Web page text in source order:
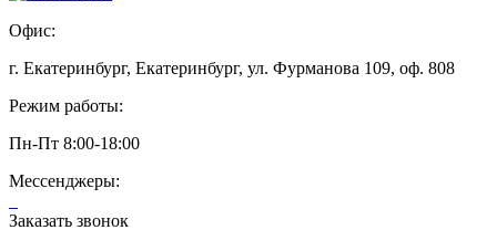
Офис:
г. Екатеринбург, Екатеринбург, ул. Фурманова 109, оф. 808
Режим работы:
Пн-Пт 8:00-18:00
Мессенджеры:
Заказать звонок